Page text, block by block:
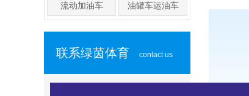
流动加油车 油罐车运油车
联系绿茵体育 contact us